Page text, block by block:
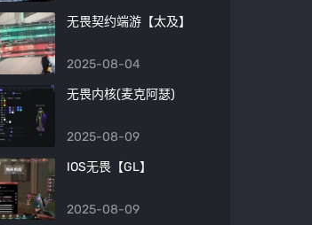
无畏契约端游【太及】
2025-08-04
无畏内核(麦克阿瑟)
2025-08-09
IOS无畏【GL】
2025-08-09